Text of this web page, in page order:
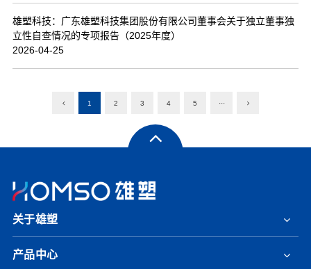
雄塑科技：广东雄塑科技集团股份有限公司董事会关于独立董事独
立性自查情况的专项报告（2025年度）
2026-04-25
1 2 3 4 5 ···
关于雄塑
产品中心